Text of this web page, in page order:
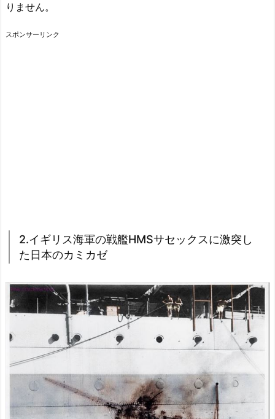
りません。
スポンサーリンク
2.イギリス海軍の戦艦HMSサセックスに激突し
た日本のカミカゼ